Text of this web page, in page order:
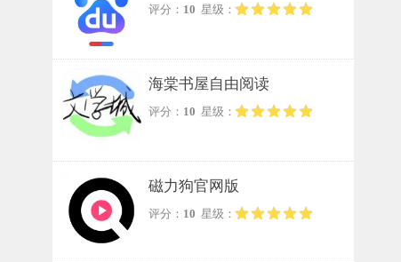
评分： 10 星级：
海棠书屋自由阅读
评分： 10 星级：
磁力狗官网版
评分： 10 星级：